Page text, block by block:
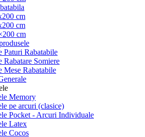
cm
cm
cm
Paturi Rabatabile
Rabatare Somiere
Mese Rabatabile
Memory
pe arcuri (clasice)
Pocket - Arcuri Individuale
Latex
Cocos